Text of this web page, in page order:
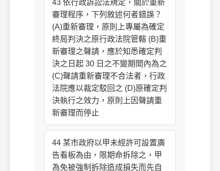
43 依行政訴訟法規定，關於重新
審理程序，下列敘述何者錯誤？
(A)重新審理，原則上專屬為確定
終局判決之原行政法院管轄 (B)重
新審理之聲請，應於知悉確定判
決之日起 30 日之不變期間內為之
(C)聲請重新審理不合法者，行政
法院應以裁定駁回之 (D)原確定判
決執行之效力，原則上因聲請重
新審理而停止
44 某市政府以甲未經許可設置廣
告看板為由，限期命拆除之，甲
為免被強制拆除造成損失而先自